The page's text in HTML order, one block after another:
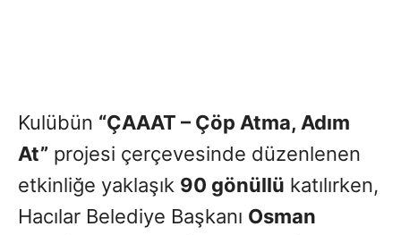
Kulübün “ÇAAAT – Çöp Atma, Adım
At” projesi çerçevesinde düzenlenen
etkinliğe yaklaşık 90 gönüllü katılırken,
Hacılar Belediye Başkanı Osman